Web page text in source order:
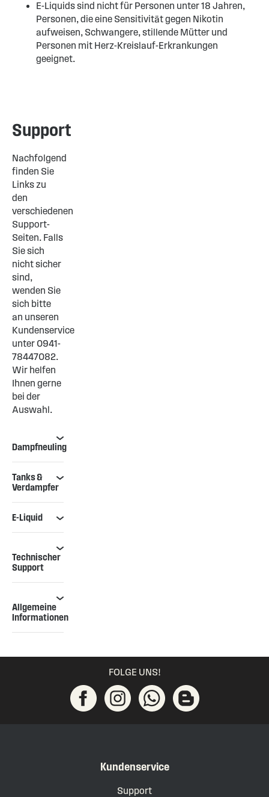
E-Liquids sind nicht für Personen unter 18 Jahren,
Personen, die eine Sensitivität gegen Nikotin
aufweisen, Schwangere, stillende Mütter und
Personen mit Herz-Kreislauf-Erkrankungen
geeignet.
Support
Nachfolgend
finden Sie
Links zu
den
verschiedenen
Support-
Seiten. Falls
Sie sich
nicht sicher
sind,
wenden Sie
sich bitte
an unseren
Kundenservice
unter 0941-
78447082.
Wir helfen
Ihnen gerne
bei der
Auswahl.
Dampfneuling
Tanks &
Verdampfer
E-Liquid
Technischer
Support
Allgemeine
Informationen
FOLGE UNS!
Kundenservice
Support